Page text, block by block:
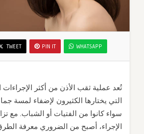
TWEET PIN IT WHATSAPP
تُعد عملية ثقب الأذن من أكثر الإجراءات
التي يختارها الكثيرون لإضفاء لمسة
سواء كانوا من الفتيات أو الشباب. مع
الإجراء، أصبح من الضروري معرفة الطرق